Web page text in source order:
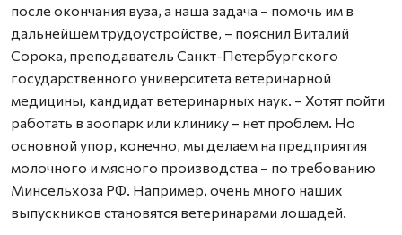
после окончания вуза, а наша задача – помочь им в
дальнейшем трудоустройстве, – пояснил Виталий
Сорока, преподаватель Санкт-Петербургского
государственного университета ветеринарной
медицины, кандидат ветеринарных наук. – Хотят пойти
работать в зоопарк или клинику – нет проблем. Но
основной упор, конечно, мы делаем на предприятия
молочного и мясного производства – по требованию
Минсельхоза РФ. Например, очень много наших
выпускников становятся ветеринарами лошадей.